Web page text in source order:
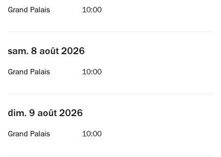
Grand Palais 10:00
sam. 8 août 2026
Grand Palais 10:00
dim. 9 août 2026
Grand Palais 10:00